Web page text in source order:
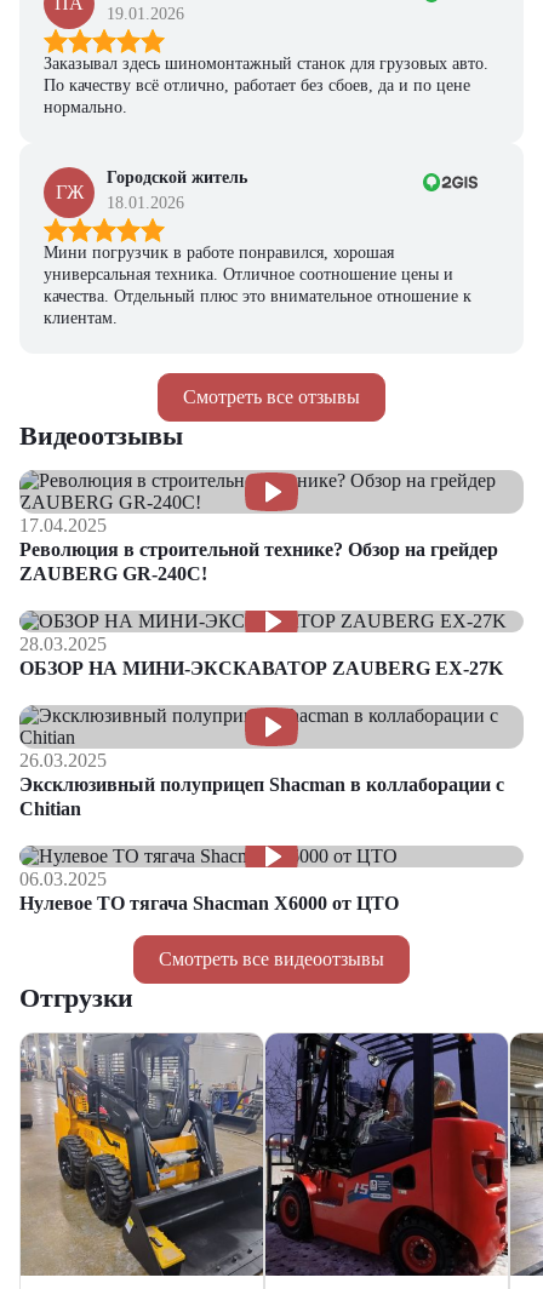
Смотреть все отзывы
19.01.2026
Заказывал здесь шиномонтажный станок для грузовых авто.
По качеству всё отлично, работает без сбоев, да и по цене
нормально.
ГЖ
Городской житель
18.01.2026
Мини погрузчик в работе понравился, хорошая
универсальная техника. Отличное соотношение цены и
качества. Отдельный плюс это внимательное отношение к
клиентам.
Смотреть все видеоотзывы
Видеоотзывы
17.04.2025
Революция в строительной технике? Обзор на грейдер
ZAUBERG GR-240C!
28.03.2025
ОБЗОР НА МИНИ-ЭКСКАВАТОР ZAUBERG EX-27K
26.03.2025
Эксклюзивный полуприцеп Shacman в коллаборации с
Chitian
06.03.2025
Нулевое ТО тягача Shacman Х6000 от ЦТО
Отгрузки